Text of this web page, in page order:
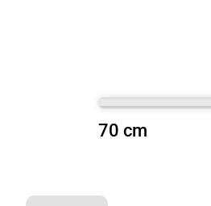
70 cm